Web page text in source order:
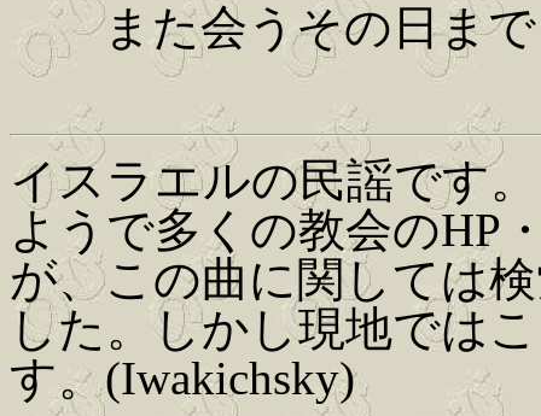
また会うその日ま
イスラエルの民謡です
ようで多くの教会のHP
が、この曲に関しては
した。しかし現地では
す。(Iwakichsky)